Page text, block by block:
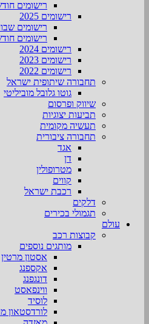
רישומים
רישומים 2025
רישומים
רישומים
רישומים 2024
רישומים 2023
רישומים 2022
תחבורה שיתופית ישראל
גוטו גלובל מוביליטי
שיווק ופרסום
תביעות יצוגיות
תעשיה מקומית
תחבורה ציבורית
אגד
דן
מטרופולין
קווים
רכבת ישראל
דלקים
תגמולי בכירים
עולם
קבוצות רכב
מותגים נוספים
אסטון מרטין
אקספנג
דונגפנג
ווינפאסט
לוסיד
לורדסטאון